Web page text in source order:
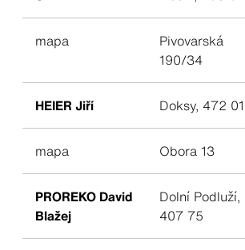
mapa
Pivovarská
190/34
HEIER Jiří Doksy, 472 01
mapa Obora 13
PROREKO David
Blažej
Dolní Podluží,
407 75